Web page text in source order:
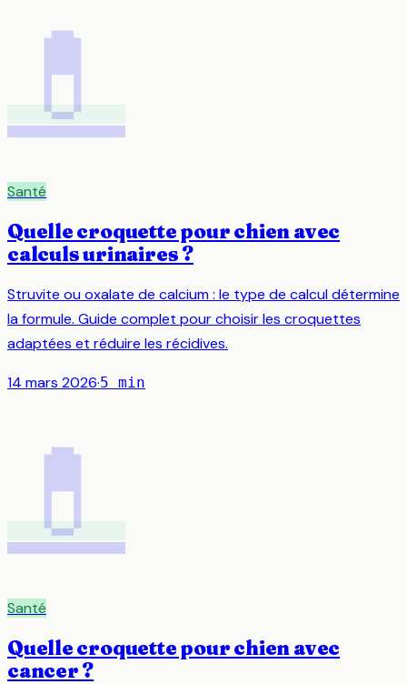
💊
Santé
Quelle croquette pour chien avec
calculs urinaires ?
Struvite ou oxalate de calcium : le type de calcul détermine
la formule. Guide complet pour choisir les croquettes
adaptées et réduire les récidives.
14 mars 2026·5 min
💊
Santé
Quelle croquette pour chien avec
cancer ?